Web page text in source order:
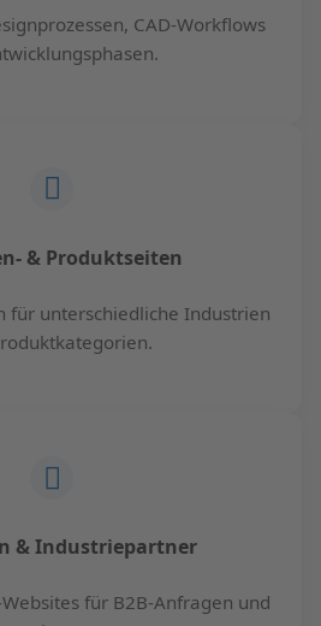
CAD-Workflows
& Produktseiten
für unterschiedliche Industrien
& Industriepartner
für B2B-Anfragen und